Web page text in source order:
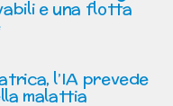
e una flotta
l’IA prevede
malattia